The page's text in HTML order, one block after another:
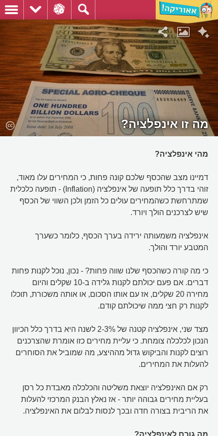
מה זו אינפלציה?
מהי אינפלציה?
דמיינו מצב שהכסף שלכם קונה פחות, כי המחירים עלו מאוד,
זוהי בדרך כלל תופעה של אינפלציה (Inflation) - תופעה כלכלית
שמתרחשת כשהמחירים עולים כל הזמן ולכן השווי של הכסף
שיש לצרכנים הולך ויורד.
אינפלציה משמעותה ירידה בערך הכסף, כלומר כשערך
המטבע יורד והולך.
כי מה קורה כשהכסף שלנו שווה פחות? - נכון, נוכל לקנות פחות
דברים. אם פעם יכולתם לקנות גלידה ב-10 שקלים והיום
מחירה 20 שקלים, אז עם אותו הסכום, או אותה משכורת, תוכלו
לקנות רק חצי ממה שיכולתם קודם.
מצד שני, אינפלציה קטנה של 2-3% לשנה היא בדרך כלל הכיוון
הנכון לכלכלה צומחת. כי עליית מחירים כזו אומרת שהצרכנים
רוצים לקנות והביקוש גדול מההיצע, מה שמוביל את הסוחרים
להעלות את המחירים.
רק אם האינפלציה יוצאת משליטה והכלכלה מאבדת כל רסן
בעליית מחירים גבוהה יותר - אז נאלץ הבנק המרכזי להעלות
את הריבית בצורה חדה ובכך לנסות לבלום את האינפלציה.
מה גורם לאינפלציה?